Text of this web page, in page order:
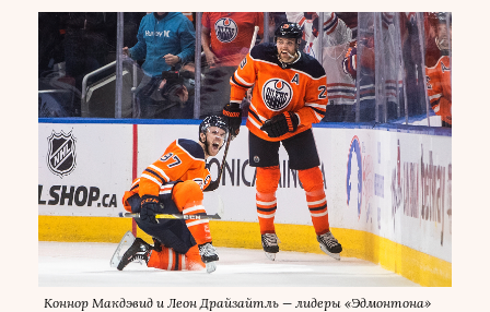
Коннор Макдэвид и Леон Драйзайтль — лидеры «Эдмонтона»